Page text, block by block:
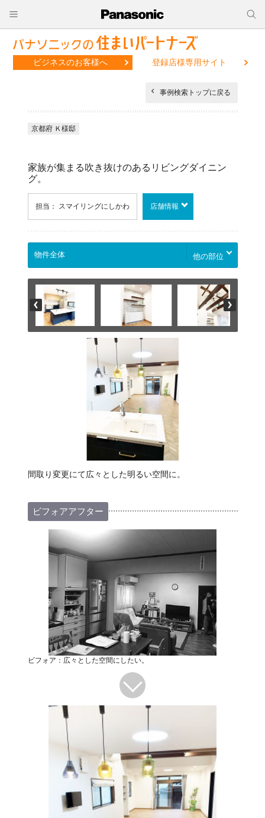
ビジネスのお客様へ 登録店様専用サイト
事例検索トップに戻る
京都府 Ｋ様邸
家族が集まる吹き抜けのあるリビングダイニン
グ。
担当： スマイリングにしかわ 店舗情報
他の部位
間取り変更にて広々とした明るい空間に。
ビフォアアフター
ビフォア：広々とした空間にしたい。